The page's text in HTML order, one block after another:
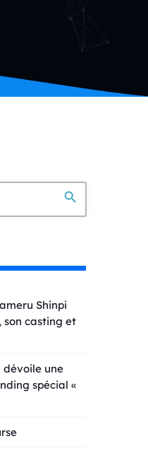
search
Shinpi
son casting et
dévoile une
spécial «